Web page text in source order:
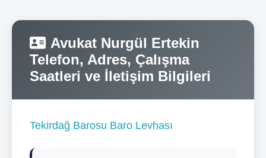
Avukat Nurgül Ertekin
Telefon, Adres, Çalışma
Saatleri ve İletişim Bilgileri
Tekirdağ Barosu Baro Levhası